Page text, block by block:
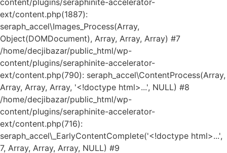
ext/content.php(1887):
seraph_accel\Images_Process(Array,
Object(DOMDocument), Array, Array, Array) #7
/home/decjibazar/public_html/wp-
content/plugins/seraphinite-accelerator-
ext/content.php(790): seraph_accel\ContentProcess(Array,
Array, Array, Array, '<!doctype html>...', NULL) #8
/home/decjibazar/public_html/wp-
content/plugins/seraphinite-accelerator-
ext/content.php(716):
seraph_accel\_EarlyContentComplete('<!doctype html>...',
7, Array, Array, Array, NULL) #9